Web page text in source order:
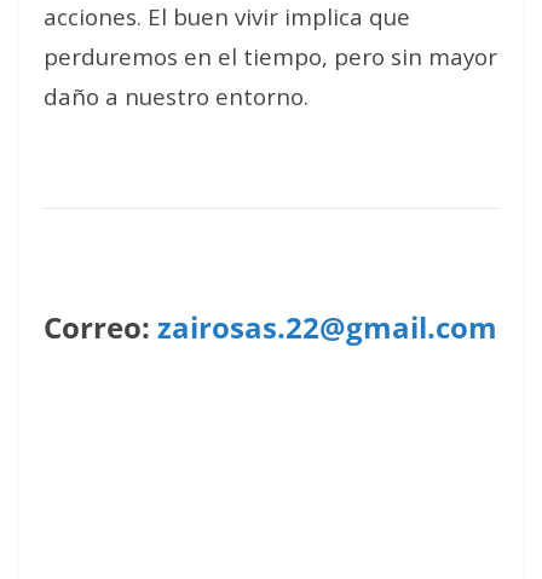
acciones. El buen vivir implica que
perduremos en el tiempo, pero sin mayor
daño a nuestro entorno.
Correo: zairosas.22@gmail.com